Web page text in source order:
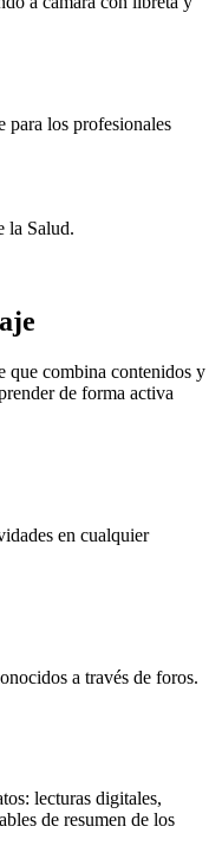
para los profesionales
la Salud.
que combina contenidos y
de forma activa
en cualquier
a través de foros.
lecturas digitales,
de resumen de los